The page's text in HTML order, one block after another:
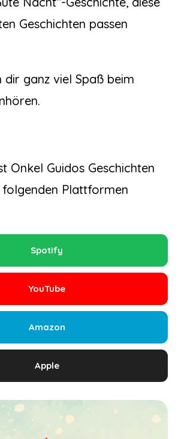
Geschichten passen
dir ganz viel Spaß beim
Onkel Guidos Geschichten
Plattformen
Spotify
YouTube
Amazon
Apple